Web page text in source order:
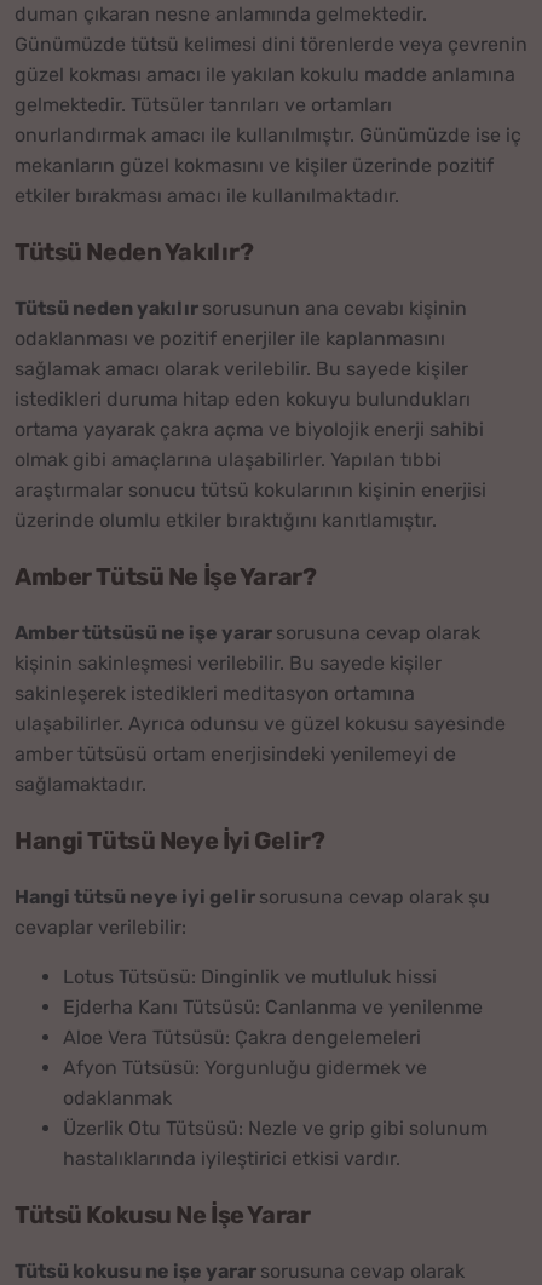
duman çıkaran nesne anlamında gelmektedir.
Günümüzde tütsü kelimesi dini törenlerde veya çevrenin
güzel kokması amacı ile yakılan kokulu madde anlamına
gelmektedir. Tütsüler tanrıları ve ortamları
onurlandırmak amacı ile kullanılmıştır. Günümüzde ise iç
mekanların güzel kokmasını ve kişiler üzerinde pozitif
etkiler bırakması amacı ile kullanılmaktadır.
Tütsü Neden Yakılır?
Tütsü neden yakılır sorusunun ana cevabı kişinin
odaklanması ve pozitif enerjiler ile kaplanmasını
sağlamak amacı olarak verilebilir. Bu sayede kişiler
istedikleri duruma hitap eden kokuyu bulundukları
ortama yayarak çakra açma ve biyolojik enerji sahibi
olmak gibi amaçlarına ulaşabilirler. Yapılan tıbbi
araştırmalar sonucu tütsü kokularının kişinin enerjisi
üzerinde olumlu etkiler bıraktığını kanıtlamıştır.
Amber Tütsü Ne İşe Yarar?
Amber tütsüsü ne işe yarar sorusuna cevap olarak
kişinin sakinleşmesi verilebilir. Bu sayede kişiler
sakinleşerek istedikleri meditasyon ortamına
ulaşabilirler. Ayrıca odunsu ve güzel kokusu sayesinde
amber tütsüsü ortam enerjisindeki yenilemeyi de
sağlamaktadır.
Hangi Tütsü Neye İyi Gelir?
Hangi tütsü neye iyi gelir sorusuna cevap olarak şu
cevaplar verilebilir:
Lotus Tütsüsü: Dinginlik ve mutluluk hissi
Ejderha Kanı Tütsüsü: Canlanma ve yenilenme
Aloe Vera Tütsüsü: Çakra dengelemeleri
Afyon Tütsüsü: Yorgunluğu gidermek ve
odaklanmak
Üzerlik Otu Tütsüsü: Nezle ve grip gibi solunum
hastalıklarında iyileştirici etkisi vardır.
Tütsü Kokusu Ne İşe Yarar
Tütsü kokusu ne işe yarar sorusuna cevap olarak